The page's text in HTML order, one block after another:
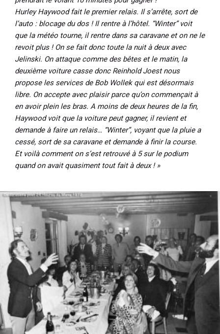
Hurley Haywood fait le premier relais. Il s’arrête, sort de
l’auto : blocage du dos ! Il rentre à l’hôtel. “Winter” voit
que la météo tourne, il rentre dans sa caravane et on ne le
revoit plus ! On se fait donc toute la nuit à deux avec
Jelinski. On attaque comme des bêtes et le matin, la
deuxième voiture casse donc Reinhold Joest nous
propose les services de Bob Wollek qui est désormais
libre. On accepte avec plaisir parce qu’on commençait à
en avoir plein les bras. A moins de deux heures de la fin,
Haywood voit que la voiture peut gagner, il revient et
demande à faire un relais… “Winter”, voyant que la pluie a
cessé, sort de sa caravane et demande à finir la course.
Et voilà comment on s’est retrouvé à 5 sur le podium
quand on avait quasiment tout fait à deux ! »